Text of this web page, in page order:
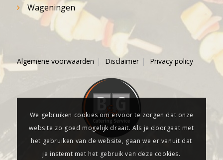
Wageningen
Algemene voorwaarden Disclaimer Privacy policy
We gebruiken cookies om ervoor te zorgen dat onze
website zo goed mogelijk draait. Als je doorgaat met
het gebruiken van de website, gaan we er vanuit dat
je instemt met het gebruik van deze cookies.